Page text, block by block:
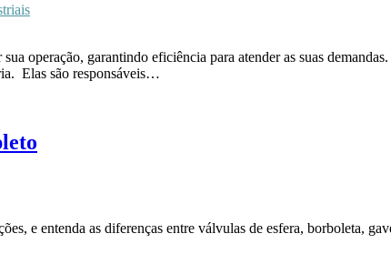
operação, garantindo eficiência para atender as suas
Elas são responsáveis…
e entenda as diferenças entre válvulas de esfera, borboleta,